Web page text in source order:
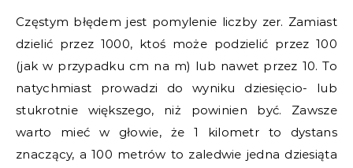
Częstym błędem jest pomylenie liczby zer. Zamiast
dzielić przez 1000, ktoś może podzielić przez 100
(jak w przypadku cm na m) lub nawet przez 10. To
natychmiast prowadzi do wyniku dziesięcio- lub
stukrotnie większego, niż powinien być. Zawsze
warto mieć w głowie, że 1 kilometr to dystans
znaczący, a 100 metrów to zaledwie jedna dziesiąta